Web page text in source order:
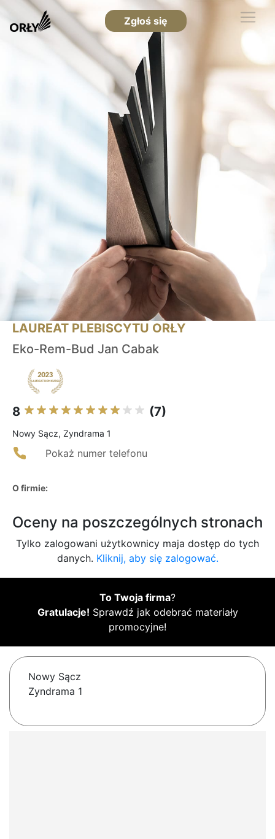
Zgłoś się
LAUREAT PLEBISCYTU ORŁY
Eko-Rem-Bud Jan Cabak
8 (7)
Nowy Sącz, Zyndrama 1
Pokaż numer telefonu
O firmie:
Oceny na poszczególnych stronach
Tylko zalogowani użytkownicy maja dostęp do tych
danych. Kliknij, aby się zalogować.
To Twoja firma?
Gratulacje! Sprawdź jak odebrać materiały
promocyjne!
Nowy Sącz
Zyndrama 1